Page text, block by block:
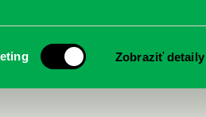
Zobraziť detaily
úspešnej